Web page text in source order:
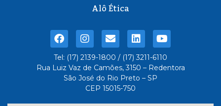
Alô Ética
Tel: (17) 2139-1800 / (17) 3211-6110
Rua Luiz Vaz de Camões, 3150 – Redentora
São José do Rio Preto – SP
CEP 15015-750